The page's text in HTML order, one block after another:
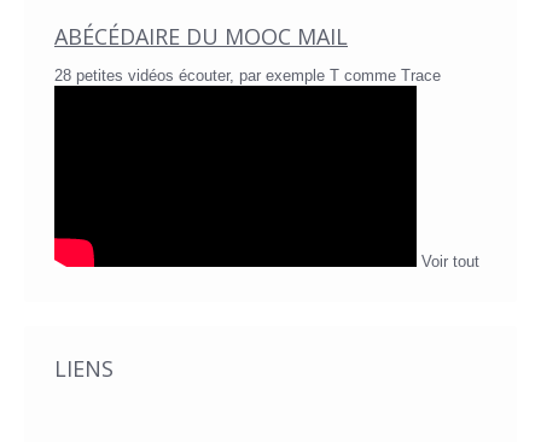
ABÉCÉDAIRE DU MOOC MAIL
28 petites vidéos écouter, par exemple T comme Trace
Voir tout
LIENS